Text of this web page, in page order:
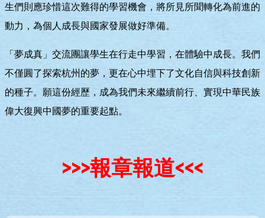
生們則應珍惜這次難得的學習機會，將所見所聞轉化為前進的
動力，為個人成長與國家發展做好準備。
「夢成真」交流團讓學生在行走中學習，在體驗中成長。我們
不僅圓了探索杭州的夢，更在心中埋下了文化自信與科技創新
的種子。願這份經歷，成為我們未來繼續前行、實現中華民族
偉大復興中國夢的重要起點。
>>>報章報道<<<